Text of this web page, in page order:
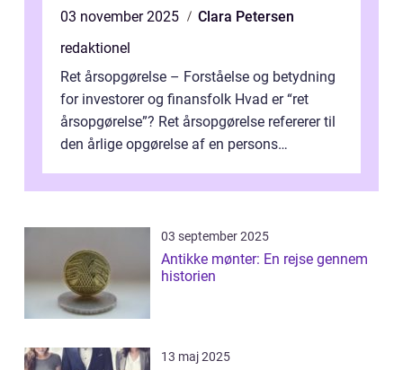
03 november 2025
Clara Petersen
redaktionel
Ret årsopgørelse – Forståelse og betydning
for investorer og finansfolk Hvad er “ret
årsopgørelse”? Ret årsopgørelse refererer til
den årlige opgørelse af en persons
03 september 2025
Antikke mønter: En rejse gennem
historien
13 maj 2025